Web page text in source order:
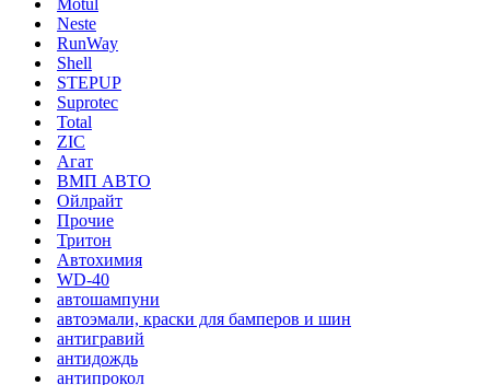
Motul
Neste
RunWay
Shell
STEPUP
Suprotec
Total
ZIC
Агат
ВМП АВТО
Ойлрайт
Прочие
Тритон
Автохимия
WD-40
автошампуни
автоэмали, краски для бамперов и шин
антигравий
антидождь
антипрокол